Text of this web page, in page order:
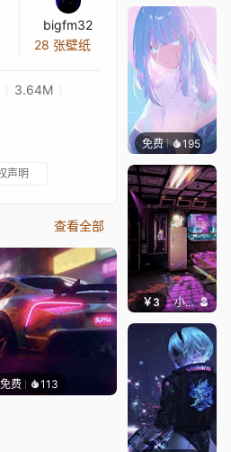
bigfm32
28 张壁纸
3.64M
声明
查看全部
免费 113
免费 195b l u e
￥3 小皮球